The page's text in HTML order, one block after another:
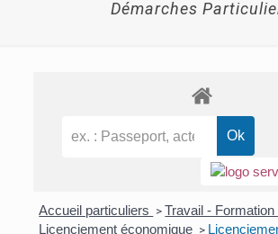
Démarches
Accueil particuliers > Travail - Formation
Licenciement économique >